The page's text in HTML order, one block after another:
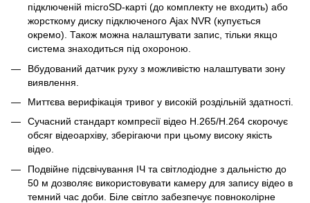
підключеній microSD-карті (до комплекту не входить) або
жорсткому диску підключеного Ajax NVR (купується
окремо). Також можна налаштувати запис, тільки якщо
система знаходиться під охороною.
Вбудований датчик руху з можливістю налаштувати зону
виявлення.
Миттєва верифікація тривог у високій роздільній здатності.
Сучасний стандарт компресії відео H.265/H.264 скорочує
обсяг відеоархіву, зберігаючи при цьому високу якість
відео.
Подвійне підсвічування ІЧ та світлодіодне з дальністю до
50 м дозволяє використовувати камеру для запису відео в
темний час доби. Біле світло забезпечує повноколірне